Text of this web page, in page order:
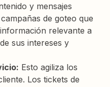
y mensajes
de goteo que
relevante a
sus intereses y
Esto agiliza los
Los tickets de